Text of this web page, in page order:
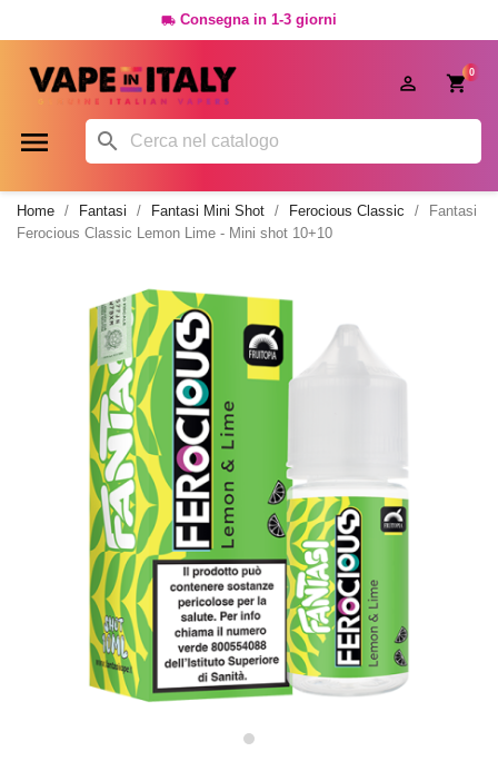
 Consegna in 1-3 giorni
0

 
Home Fantasi Fantasi Mini Shot Ferocious Classic
Fantasi
Ferocious Classic Lemon Lime - Mini shot 10+10